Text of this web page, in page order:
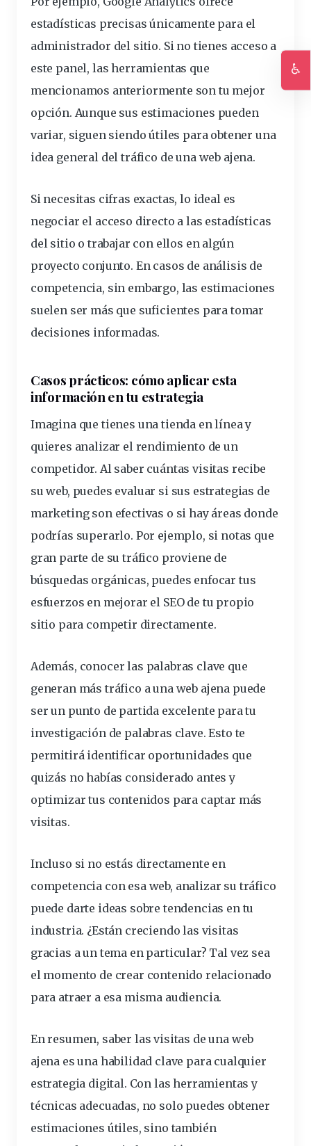
estadísticas precisas únicamente para el
administrador del sitio. Si no tienes acceso a
este panel, las herramientas que
mencionamos anteriormente son tu mejor
opción. Aunque sus estimaciones pueden
variar, siguen siendo útiles para obtener una
idea general del tráfico de una web ajena.
Si necesitas cifras exactas, lo ideal es
negociar el acceso directo a las estadísticas
del sitio o trabajar con ellos en algún
proyecto conjunto. En casos de análisis de
competencia, sin embargo, las estimaciones
suelen ser más que suficientes para tomar
decisiones informadas.
Casos prácticos: cómo aplicar esta
información en tu estrategia
Imagina que tienes una tienda en línea y
quieres analizar el rendimiento de un
competidor. Al saber cuántas visitas recibe
su web, puedes evaluar si sus estrategias de
marketing son efectivas o si hay áreas donde
podrías superarlo. Por ejemplo, si notas que
gran parte de su tráfico proviene de
búsquedas orgánicas, puedes enfocar tus
esfuerzos en mejorar el SEO de tu propio
sitio para competir directamente.
Además, conocer las palabras clave que
generan más tráfico a una web ajena puede
ser un punto de partida excelente para tu
investigación de palabras clave. Esto te
permitirá identificar oportunidades que
quizás no habías considerado antes y
optimizar tus contenidos para captar más
visitas.
Incluso si no estás directamente en
competencia con esa web, analizar su tráfico
puede darte ideas sobre tendencias en tu
industria. ¿Están creciendo las visitas
gracias a un tema en particular? Tal vez sea
el momento de crear contenido relacionado
para atraer a esa misma audiencia.
En resumen, saber las visitas de una web
ajena es una habilidad clave para cualquier
estrategia digital. Con las herramientas y
técnicas adecuadas, no solo puedes obtener
estimaciones útiles, sino también
♿